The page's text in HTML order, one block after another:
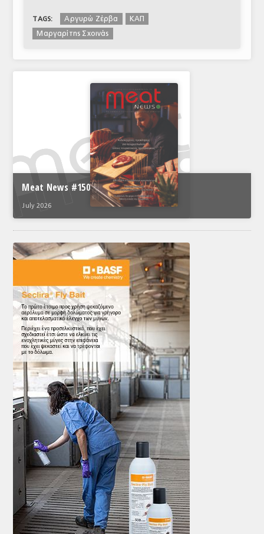
TAGS: Αργυρώ Ζέρβα
ΚΑΠ
Μαργαρίτης Σχοινάς
Meat News #150
July 2026